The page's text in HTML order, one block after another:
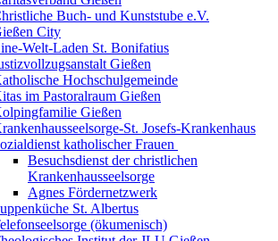
Buch- und Kunststube e.V.
City
Welt-Laden St. Bonifatius
Gießen
Hochschulgemeinde
im Pastoralraum Gießen
Gießen
St. Josefs-Krankenhaus
katholischer Frauen
Besuchsdienst der christlichen
Krankenhausseelsorge
Agnes Fördernetzwerk
St. Albertus
(ökumenisch)